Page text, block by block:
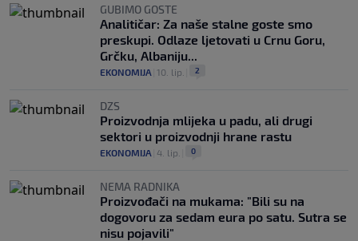
GUBIMO GOSTE
Analitičar: Za naše stalne goste smo
preskupi. Odlaze ljetovati u Crnu Goru,
Grčku, Albaniju...
EKONOMIJA 10. lip. 2
DZS
Proizvodnja mlijeka u padu, ali drugi
sektori u proizvodnji hrane rastu
EKONOMIJA 4. lip. 0
NEMA RADNIKA
Proizvođači na mukama: "Bili su na
dogovoru za sedam eura po satu. Sutra se
nisu pojavili"